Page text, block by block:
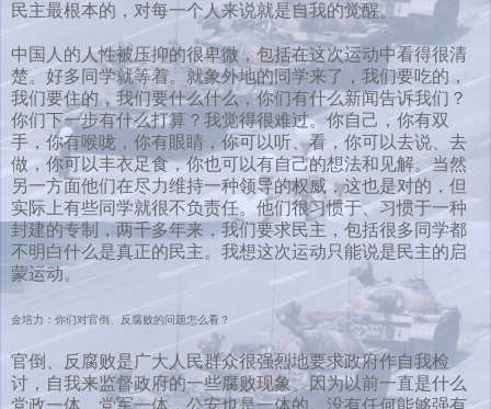
民主最根本的，对每一个人来说就是自我的觉醒。
中国人的人性被压抑的很卑微，包括在这次运动中看得很清
楚。好多同学就等着。就象外地的同学来了，我们要吃的，
我们要住的，我们要什么什么，你们有什么新闻告诉我们？
你们下一步有什么打算？我觉得很难过。你自己，你有双
手，你有喉咙，你有眼睛，你可以听、看，你可以去说、去
做，你可以丰衣足食，你也可以有自己的想法和见解。当然
另一方面他们在尽力维持一种领导的权威，这也是对的，但
实际上有些同学就很不负责任。他们很习惯于、习惯于一种
封建的专制，两千多年来，我们要求民主，包括很多同学都
不明白什么是真正的民主。我想这次运动只能说是民主的启
蒙运动。
金培力：你们对官倒、反腐败的问题怎么看？
官倒、反腐败是广大人民群众很强烈地要求政府作自我检
讨，自我来监督政府的一些腐败现象。因为以前一直是什么
党政一体、党军一体，公安也是一体的。没有任何能够强有